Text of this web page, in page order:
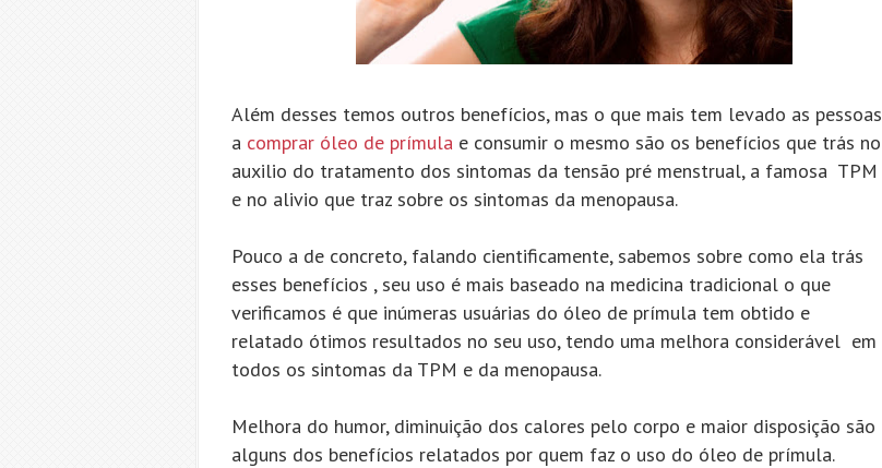
Além desses temos outros benefícios, mas o que mais tem levado as pessoas
a comprar óleo de prímula e consumir o mesmo são os benefícios que trás no
auxilio do tratamento dos sintomas da tensão pré menstrual, a famosa TPM
e no alivio que traz sobre os sintomas da menopausa.
Pouco a de concreto, falando cientificamente, sabemos sobre como ela trás
esses benefícios , seu uso é mais baseado na medicina tradicional o que
verificamos é que inúmeras usuárias do óleo de prímula tem obtido e
relatado ótimos resultados no seu uso, tendo uma melhora considerável em
todos os sintomas da TPM e da menopausa.
Melhora do humor, diminuição dos calores pelo corpo e maior disposição são
alguns dos benefícios relatados por quem faz o uso do óleo de prímula.